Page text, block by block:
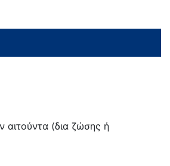
αιτούντα (δια ζώσης ή